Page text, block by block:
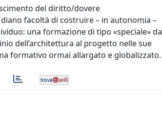
del diritto/dovere
facoltà di costruire – in autonomia –
una formazione di tipo «speciale» da
dell’architettura al progetto nelle sue
formativo ormai allargato e globalizzato.